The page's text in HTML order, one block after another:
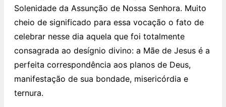
Solenidade da Assunção de Nossa Senhora. Muito
cheio de significado para essa vocação o fato de
celebrar nesse dia aquela que foi totalmente
consagrada ao desígnio divino: a Mãe de Jesus é a
perfeita correspondência aos planos de Deus,
manifestação de sua bondade, misericórdia e
ternura.